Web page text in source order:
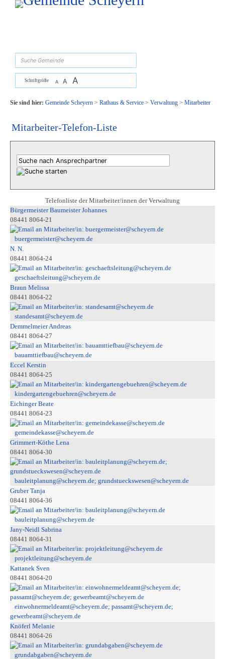
Zum Inhalt, zur Navigationoder zur Startseite springen.
Schriftgröße A A A
Sie sind hier: Gemeinde Scheyern> Rathaus & Service> Verwaltung> Mitarbeiter
Mitarbeiter-Telefon-Liste
Telefonliste der Mitarbeiter/innen der Verwaltung
Bürgermeister Baumeister Johannes
08441 8064-21
buergermeister@scheyern.de
N. N.
08441 8064-24
geschaeftsleitung@scheyern.de
Braun Melissa
08441 8064-22
standesamt@scheyern.de
Demmelmeier Andreas
08441 8064-27
bauamttiefbau@scheyern.de
Eccel Kerstin
08441 8064-25
kindergartengebuehren@scheyern.de
Eichinger Beate
08441 8064-23
gemeindekasse@scheyern.de
Grimmert-Köthe Lena
08441 8064-30
bauleitplanung@scheyern.de; grundstueckswesen@scheyern.de
Gruber Tanja
08441 8064-36
bauleitplanung@scheyern.de
Jany-Neidl Sabrina
08441 8064-31
projektleitung@scheyern.de
Kattanek Sven
08441 8064-20
einwohnermeldeamt@scheyern.de; passamt@scheyern.de;
gewerbeamt@scheyern.de
Knöferl Melanie
08441 8064-26
grundabgaben@scheyern.de